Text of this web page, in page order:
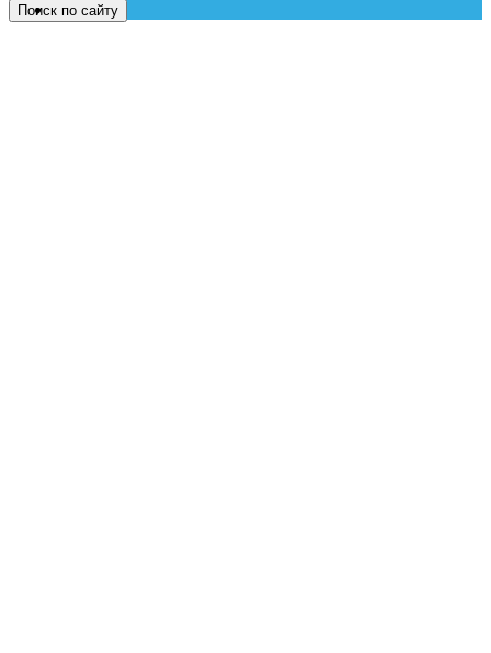
Поиск по сайту